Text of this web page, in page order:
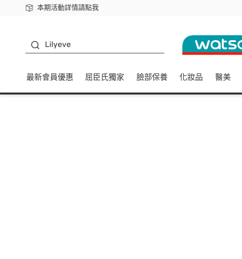
本期活動詳情請點我
下載app最高回饋$350
Lilyeve
最新會員優惠 屈臣氏獨家 臉部保養 化妝品 醫美